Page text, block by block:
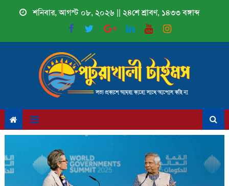
শনিবার, আগস্ট ০৮, ২০২৬ || ২৪শে শ্রাবণ, ১৪৩৩ বঙ্গাব্দ